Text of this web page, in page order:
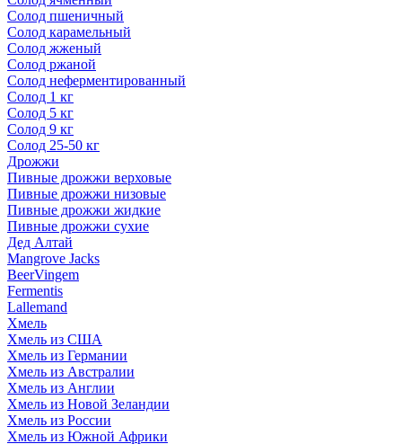
Солод пшеничный
Солод карамельный
Солод жженый
Солод ржаной
Солод неферментированный
Солод 1 кг
Солод 5 кг
Солод 9 кг
Солод 25-50 кг
Дрожжи
Пивные дрожжи верховые
Пивные дрожжи низовые
Пивные дрожжи жидкие
Пивные дрожжи сухие
Дед Алтай
Mangrove Jacks
BeerVingem
Fermentis
Lallemand
Хмель
Хмель из США
Хмель из Германии
Хмель из Австралии
Хмель из Англии
Хмель из Новой Зеландии
Хмель из России
Хмель из Южной Африки